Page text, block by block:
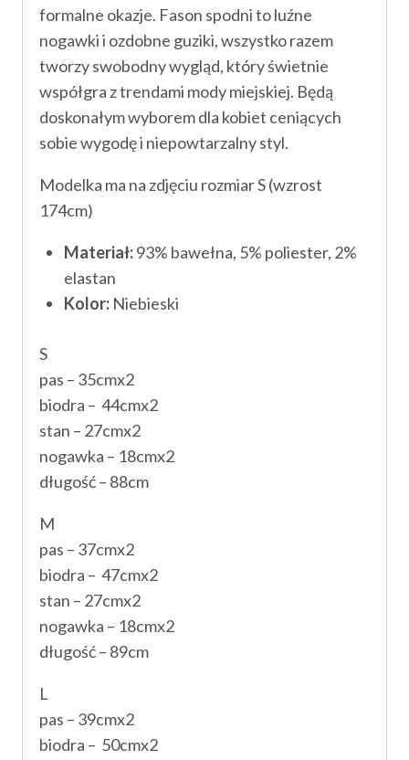
formalne okazje. Fason spodni to luźne
nogawki i ozdobne guziki, wszystko razem
tworzy swobodny wygląd, który świetnie
współgra z trendami mody miejskiej. Będą
doskonałym wyborem dla kobiet ceniących
sobie wygodę i niepowtarzalny styl.
Modelka ma na zdjęciu rozmiar S (wzrost
174cm)
Materiał:93% bawełna, 5% poliester, 2%
elastan
Kolor: Niebieski
S
pas – 35cmx2
biodra – 44cmx2
stan – 27cmx2
nogawka – 18cmx2
długość – 88cm
M
pas – 37cmx2
biodra – 47cmx2
stan – 27cmx2
nogawka – 18cmx2
długość – 89cm
L
pas – 39cmx2
biodra – 50cmx2